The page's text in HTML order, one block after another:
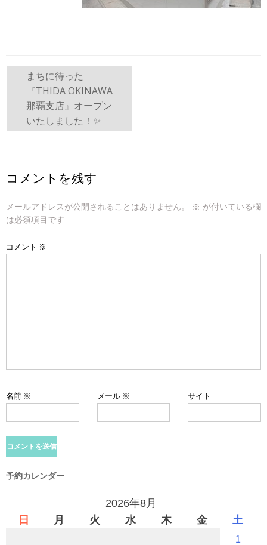
ゲ
ー
シ
ョ
ン
まちに待った
『THIDA OKINAWA
那覇支店』オープン
いたしました！✨
コメントを残す
メールアドレスが公開されることはありません。 ※ が付いている欄
は必須項目です
コメント ※
名前 ※ メール ※ サイト
予約カレンダー
2026年8月
日
月 火 水 木 金 土
1